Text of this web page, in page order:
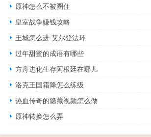
原神怎么不被圈住
皇室战争赚钱攻略
王城怎么进 艾尔登法环
过年甜蜜的成语有哪些
方舟进化生存阿根廷在哪儿
洛克王国霜降怎么练级
热血传奇的隐藏视频怎么做
原神转换怎么弄